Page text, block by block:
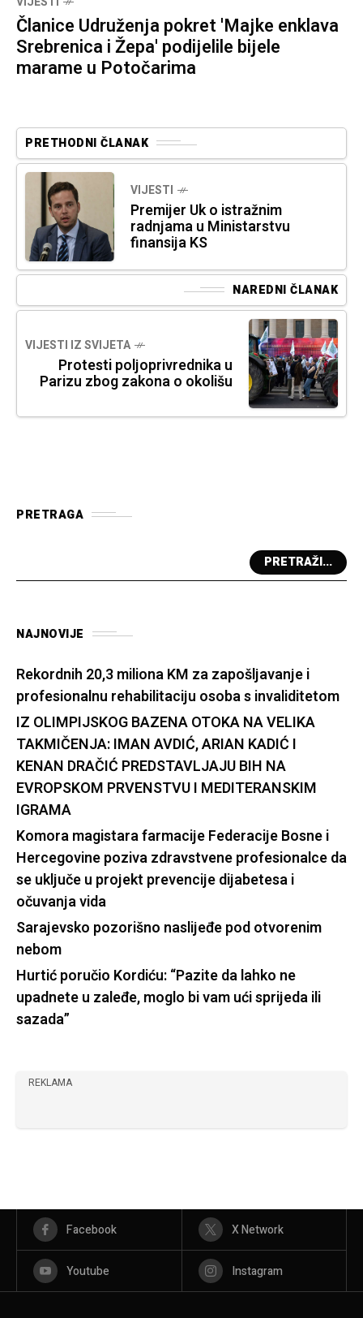
Članice Udruženja pokret 'Majke enklava
Srebrenica i Žepa' podijelile bijele
marame u Potočarima
PRETHODNI ČLANAK
VIJESTI
Premijer Uk o istražnim
radnjama u Ministarstvu
finansija KS
NAREDNI ČLANAK
VIJESTI IZ SVIJETA
Protesti poljoprivrednika u
Parizu zbog zakona o okolišu
PRETRAGA
PRETRAŽI...
NAJNOVIJE
Rekordnih 20,3 miliona KM za zapošljavanje i
profesionalnu rehabilitaciju osoba s invaliditetom
IZ OLIMPIJSKOG BAZENA OTOKA NA VELIKA
TAKMIČENJA: IMAN AVDIĆ, ARIAN KADIĆ I
KENAN DRAČIĆ PREDSTAVLJAJU BIH NA
EVROPSKOM PRVENSTVU I MEDITERANSKIM
IGRAMA
Komora magistara farmacije Federacije Bosne i
Hercegovine poziva zdravstvene profesionalce da
se uključe u projekt prevencije dijabetesa i
očuvanja vida
Sarajevsko pozorišno naslijeđe pod otvorenim
nebom
Hurtić poručio Kordiću: “Pazite da lahko ne
upadnete u zaleđe, moglo bi vam ući sprijeda ili
sazada”
REKLAMA
Facebook X Network
Youtube Instagram